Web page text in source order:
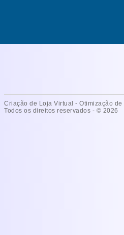
Criação de Loja Virtual - Otimização de
Todos os direitos reservados - © 2026